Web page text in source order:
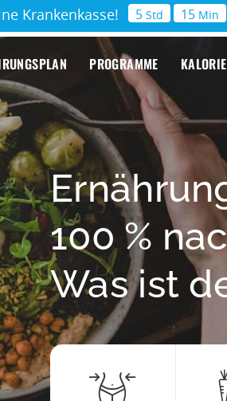
PROGRAMME
100 %
Was ist
Krankenkasse! 5Std 15Min